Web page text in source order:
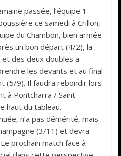
passée, l’équipe 1
ce samedi à Crillon,
du Chambon, bien armée
un bon départ (4/2), la
des deux doubles a
les devants et au final
(5/9). Il faudra rebondir lors
à Pontcharra / Saint-
haut du tableau.
n’a pas démérité, mais
(3/11) et devra
prochain match face à